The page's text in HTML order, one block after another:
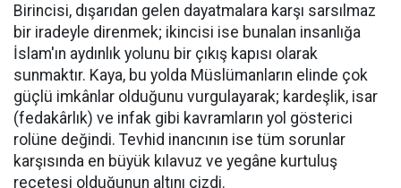
Birincisi, dışarıdan gelen dayatmalara karşı sarsılmaz
bir iradeyle direnmek; ikincisi ise bunalan insanlığa
İslam'ın aydınlık yolunu bir çıkış kapısı olarak
sunmaktır. Kaya, bu yolda Müslümanların elinde çok
güçlü imkânlar olduğunu vurgulayarak; kardeşlik, isar
(fedakârlık) ve infak gibi kavramların yol gösterici
rolüne değindi. Tevhid inancının ise tüm sorunlar
karşısında en büyük kılavuz ve yegâne kurtuluş
reçetesi olduğunun altını çizdi.